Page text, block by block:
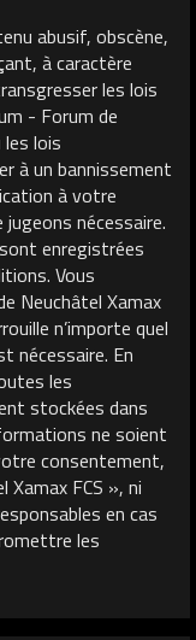
abusif, obscène,
à caractère
les lois
- Forum de
lois
à un bannissement
à votre
nécessaire.
enregistrées
Vous
Neuchâtel Xamax
n’importe quel
nécessaire. En
les
stockées dans
ne soient
consentement,
FCS », ni
en cas
les